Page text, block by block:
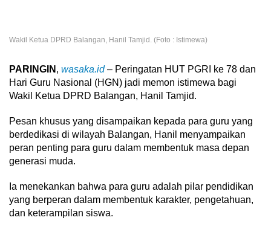
Wakil Ketua DPRD Balangan, Hanil Tamjid. (Foto : Istimewa)
PARINGIN , wasaka.id– Peringatan HUT PGRI ke 78 dan
Hari Guru Nasional (HGN) jadi memon istimewa bagi
Wakil Ketua DPRD Balangan, Hanil Tamjid.
Pesan khusus yang disampaikan kepada para guru yang
berdedikasi di wilayah Balangan, Hanil menyampaikan
peran penting para guru dalam membentuk masa depan
generasi muda.
Ia menekankan bahwa para guru adalah pilar pendidikan
yang berperan dalam membentuk karakter, pengetahuan,
dan keterampilan siswa.